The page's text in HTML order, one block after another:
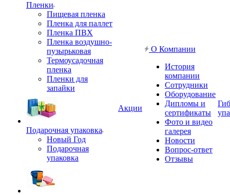
Пленки
Пищевая пленка
Пленка для паллет
Пленка ПВХ
Пленка воздушно-
пузырьковая
Термоусадочная
пленка
Пленки для
запайки
Подарочная упаковка
Новый Год
Подарочная
упаковка
Акции
О Компании
История
компании
Сотрудники
Оборудование
Дипломы и
сертификаты
Фото и видео
галерея
Новости
Вопрос-ответ
Отзывы